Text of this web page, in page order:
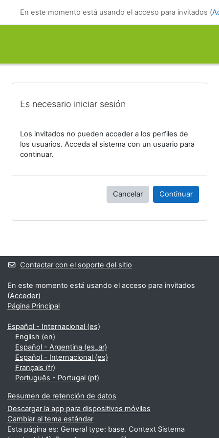
En este momento está usando el acceso para invitados (
Es necesario iniciar sesión
Los invitados no pueden acceder a los perfiles de
los usuarios. Acceda al sistema con un usuario para
continuar.
Cancelar Continuar
Bloques suplementarios
Contactar con el soporte del sitio
En este momento está usando el acceso para invitados
(Acceder)
Página Principal
Español - Internacional ‎(es)‎
English ‎(en)‎
Español - Argentina ‎(es_ar)‎
Español - Internacional ‎(es)‎
Français ‎(fr)‎
Português - Portugal ‎(pt)‎
Resumen de retención de datos
Descargar la app para dispositivos móviles
Cambiar al tema estándar
Esta página es: General type: base. Context Sistema